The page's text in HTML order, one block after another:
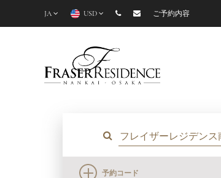
JA USD ご予約内容
予約コード